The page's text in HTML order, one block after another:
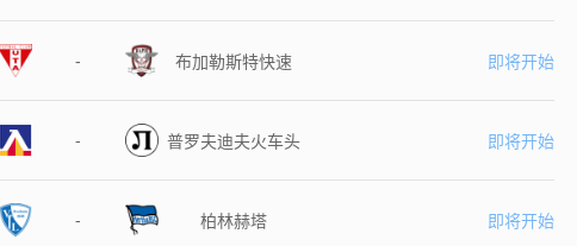
- 布加勒斯特快速 即将开始
- 普罗夫迪夫火车头 即将开始
- 柏林赫塔 即将开始